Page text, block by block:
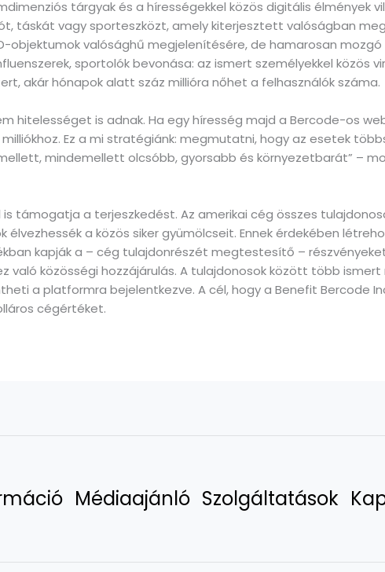
tárgyak és a hírességekkel közös digitális élmények
táskát vagy sporteszközt, amely kiterjesztett valóságban
objektumok valósághű megjelenítésére, de hamarosan mozgó
sportolók bevonása: az ismert személyekkel közös
akár hónapok alatt száz millióra nőhet a felhasználók száma.
hitelességet is adnak. Ha egy híresség majd a Bercode-os
Ez a mi stratégiánk: megmutatni, hogy az esetek
mindemellett olcsóbb, gyorsabb és környezetbarát” –
is támogatja a terjeszkedést. Az amerikai cég összes
élvezhessék a közös siker gyümölcseit. Ennek érdekében
kapják a – cég tulajdonrészét megtestesítő –
közösségi hozzájárulás. A tulajdonosok között több ismert
a platformra bejelentkezve. A cél, hogy a Benefit Bercode
cégértéket.
Médiaajánló Szolgáltatások